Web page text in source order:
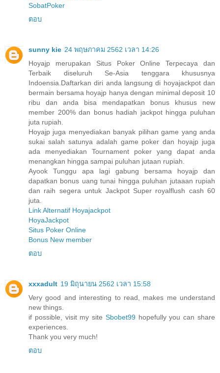
SobatPoker
ตอบ
sunny kie 24 พฤษภาคม 2562 เวลา 14:26
Hoyajp merupakan Situs Poker Online Terpecaya dan
Terbaik diseluruh Se-Asia tenggara khususnya
Indoensia.Daftarkan diri anda langsung di hoyajackpot dan
bermain bersama hoyajp hanya dengan minimal deposit 10
ribu dan anda bisa mendapatkan bonus khusus new
member 200% dan bonus hadiah jackpot hingga puluhan
juta rupiah.
Hoyajp juga menyediakan banyak pilihan game yang anda
sukai salah satunya adalah game poker dan hoyajp juga
ada menyediakan Tournament poker yang dapat anda
menangkan hingga sampai puluhan jutaan rupiah.
Ayook Tunggu apa lagi gabung bersama hoyajp dan
dapatkan bonus uang tunai hingga puluhan jutaaan rupiah
dan raih segera untuk Jackpot Super royalflush cash 60
juta.
Link Alternatif Hoyajackpot
HoyaJackpot
Situs Poker Online
Bonus New member
ตอบ
xxxadult 19 มิถุนายน 2562 เวลา 15:58
Very good and interesting to read, makes me understand
new things.
if possible, visit my site Sbobet99hopefully you can share
experiences.
Thank you very much!
ตอบ